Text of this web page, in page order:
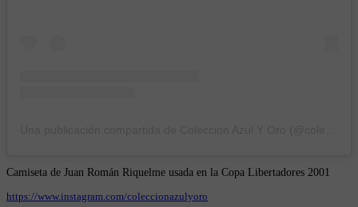
Camiseta de Juan Román Riquelme usada en la Copa Libertadores 2001
https://www.instagram.com/coleccionazulyoro